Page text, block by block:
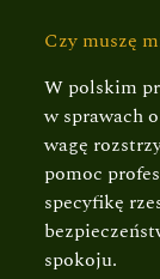
Czy muszę
W polskim
w sprawach
wagę
pomoc
specyfikę
spokoju.